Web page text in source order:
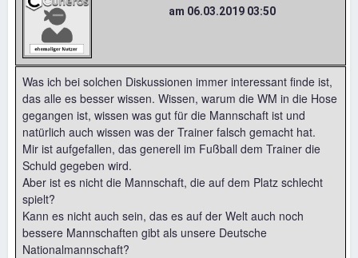
am 06.03.2019 03:50
Was ich bei solchen Diskussionen immer interessant finde ist,
das alle es besser wissen. Wissen, warum die WM in die Hose
gegangen ist, wissen was gut für die Mannschaft ist und
natürlich auch wissen was der Trainer falsch gemacht hat.
Mir ist aufgefallen, das generell im Fußball dem Trainer die
Schuld gegeben wird.
Aber ist es nicht die Mannschaft, die auf dem Platz schlecht
spielt?
Kann es nicht auch sein, das es auf der Welt auch noch
bessere Mannschaften gibt als unsere Deutsche
Nationalmannschaft?